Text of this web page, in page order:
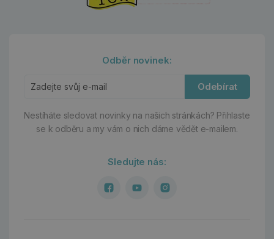
Odběr novinek:
Odebírat
Nestíháte sledovat novinky na našich stránkách? Přihlaste
se k odběru a my vám o nich dáme vědět e-mailem.
Sledujte nás: